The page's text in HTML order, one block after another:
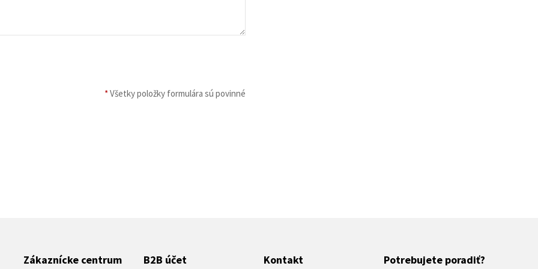
*Všetky položky formulára sú povinné
Zákaznícke centrum B2B účet Kontakt Potrebujete poradiť?